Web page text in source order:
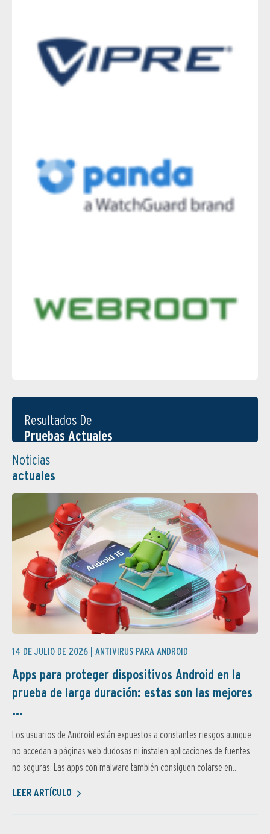
Resultados De
Pruebas Actuales
Noticias
actuales
14 DE JULIO DE 2026 | ANTIVIRUS PARA ANDROID
Apps para proteger dispositivos Android en la
prueba de larga duración: estas son las mejores
...
Los usuarios de Android están expuestos a constantes riesgos aunque
no accedan a páginas web dudosas ni instalen aplicaciones de fuentes
no seguras. Las apps con malware también consiguen colarse en...
LEER ARTÍCULO